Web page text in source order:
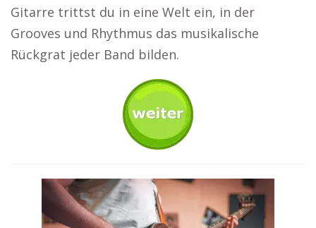
Gitarre trittst du in eine Welt ein, in der
Grooves und Rhythmus das musikalische
Rückgrat jeder Band bilden.